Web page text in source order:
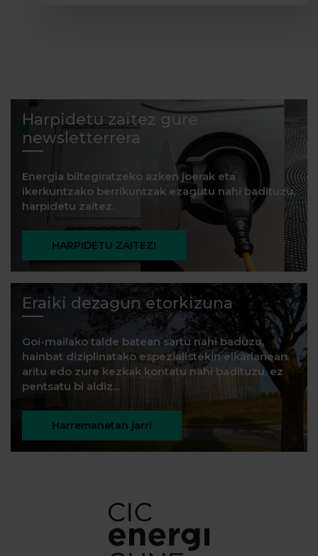
Harpidetu zaitez gure
newsletterrera
Energia biltegiratzeko azken joerak eta
ikerkuntzako berrikuntzak ezagutu nahi badituzu,
harpidetu zaitez.
HARPIDETU ZAITEZ!
Eraiki dezagun etorkizuna
Goi-mailako talde batean sartu nahi baduzu,
hainbat diziplinatako espezialistekin elkarlanean
aritu edo zure kezkak kontatu nahi badituzu, ez
pentsatu bi aldiz...
Harremanetan jarri